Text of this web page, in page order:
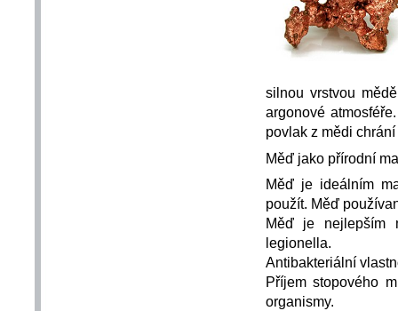
silnou vrstvou
argonové
povlak z mědi
Měď jako přírodní
Měď je ideálním
použít. Měď
Měď je nejlepším
legionella.
Antibakteriální
Příjem stopového
organismy.